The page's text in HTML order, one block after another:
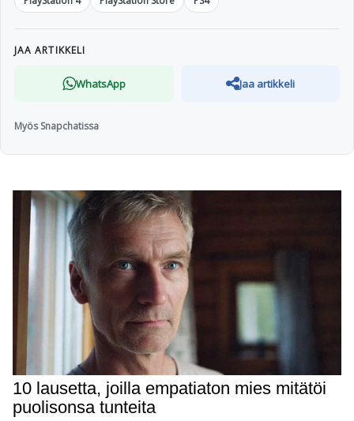
JAA ARTIKKELI
WhatsApp Jaa artikkeli
Myös Snapchatissa